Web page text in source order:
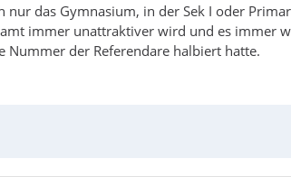
das Gymnasium, in der Sek I oder
immer unattraktiver wird und es immer
Nummer der Referendare halbiert hatte.